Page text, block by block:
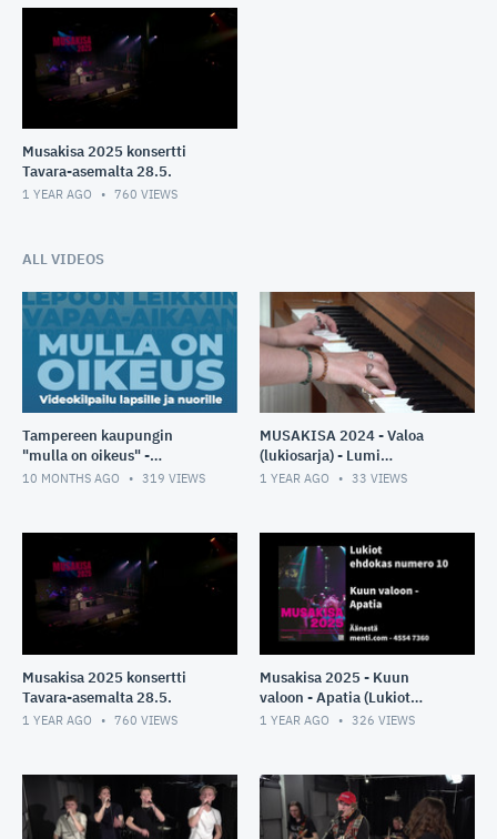
Musakisa 2025 konsertti
Tavara-asemalta 28.5.
1 YEAR AGO 760 VIEWS
ALL VIDEOS
Tampereen kaupungin
"mulla on oikeus" -
videokilpailu
10 MONTHS AGO 319 VIEWS
MUSAKISA 2024 - Valoa
(lukiosarja) - Lumi
Leppävuori
1 YEAR AGO 33 VIEWS
Musakisa 2025 konsertti
Tavara-asemalta 28.5.
1 YEAR AGO 760 VIEWS
Musakisa 2025 - Kuun
valoon - Apatia (Lukiot
ehdokas 10)
1 YEAR AGO 326 VIEWS